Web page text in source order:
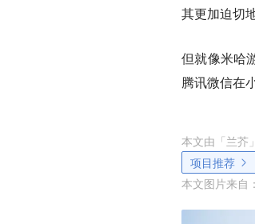
其更加迫切
但就像米哈
腾讯微信在
本文由「兰芥
项目推荐
本文图片来自：